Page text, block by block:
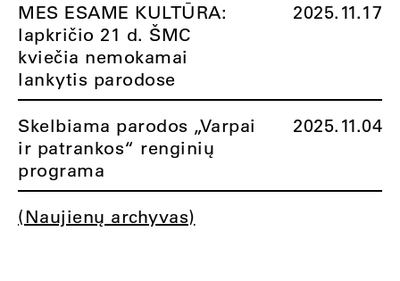
MES ESAME KULTŪRA:
lapkričio 21 d. ŠMC
kviečia nemokamai
lankytis parodose
2025.11.17
Skelbiama parodos „Varpai
ir patrankos“ renginių
programa
2025.11.04
(Naujienų archyvas)